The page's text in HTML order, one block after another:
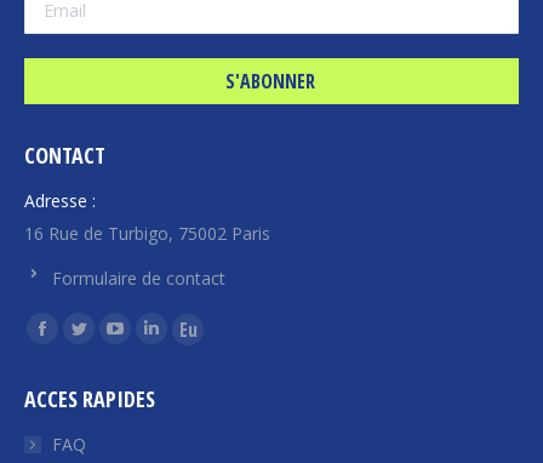
CONTACT
Adresse :
16 Rue de Turbigo, 75002 Paris
Formulaire de contact
Trouvez nous sur :
La
Facebook
s'ouvre
La
Twitter
s'ouvre
La
YouTube
La
LinkedIn
La
ACCES RAPIDES
FAQ